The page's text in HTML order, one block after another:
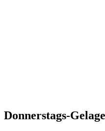
Donnerstags-